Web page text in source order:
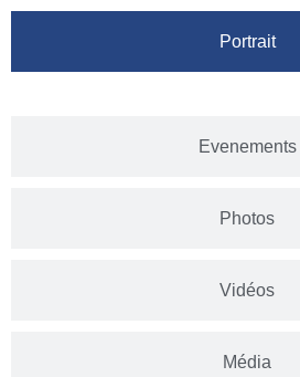
Portrait
Evenements
Photos
Vidéos
Média